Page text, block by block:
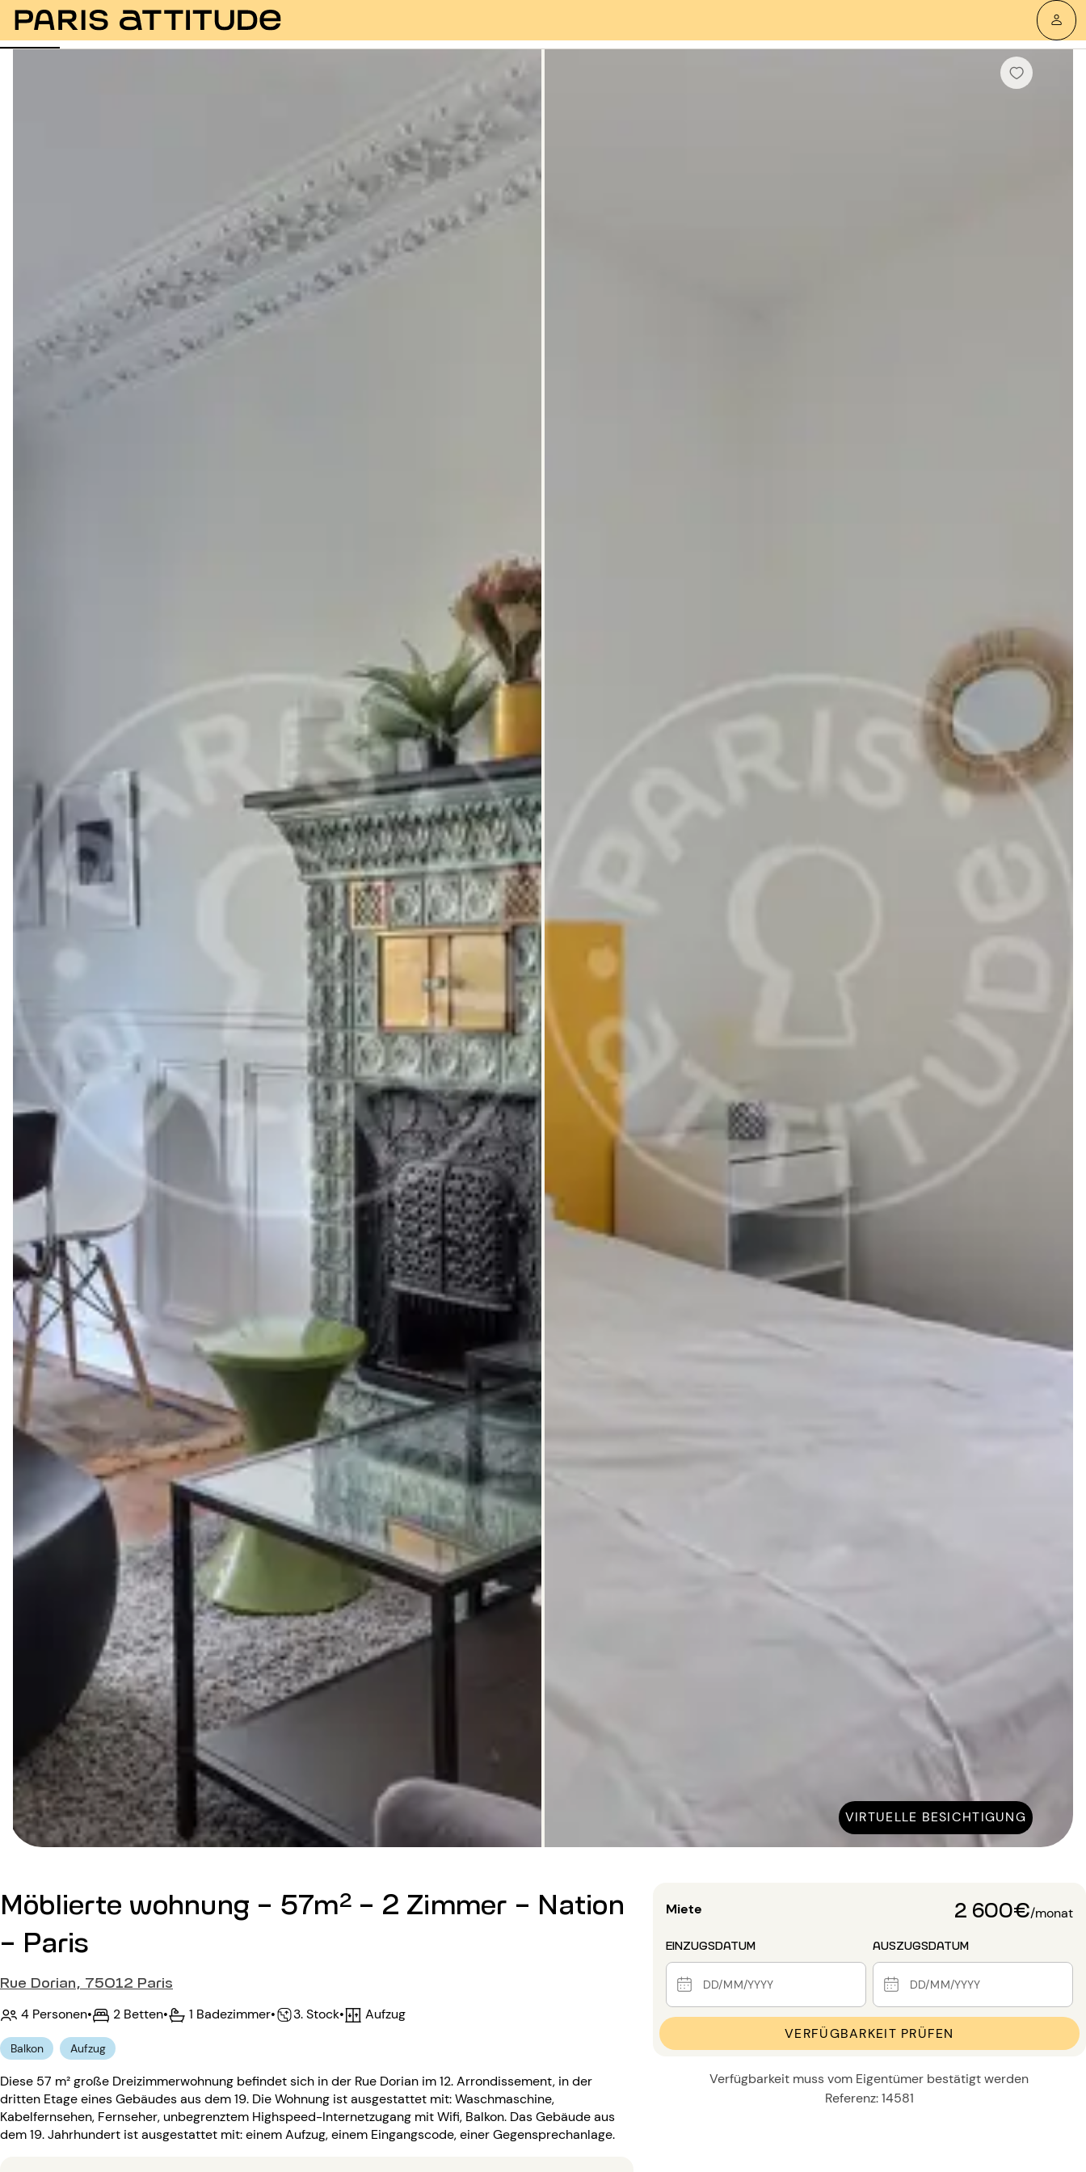
Fotos Beschreibung Ausstattung Zimmer
VIRTUELLE BESICHTIGUNG
Möblierte wohnung - 57m² - 2 Zimmer - Nation
- Paris
Rue Dorian, 75012 Paris
4 Personen• 2 Betten• 1 Badezimmer• 3. Stock• Aufzug
Balkon Aufzug
Diese 57 m² große Dreizimmerwohnung befindet sich in der Rue Dorian im 12. Arrondissement, in der
dritten Etage eines Gebäudes aus dem 19. Die Wohnung ist ausgestattet mit: Waschmaschine,
Kabelfernsehen, Fernseher, unbegrenztem Highspeed-Internetzugang mit Wifi, Balkon. Das Gebäude aus
dem 19. Jahrhundert ist ausgestattet mit: einem Aufzug, einem Eingangscode, einer Gegensprechanlage.
Miete 2 600€/monat
EINZUGSDATUM AUSZUGSDATUM
VERFÜGBARKEIT PRÜFEN
Verfügbarkeit muss vom Eigentümer bestätigt werden
Referenz: 14581